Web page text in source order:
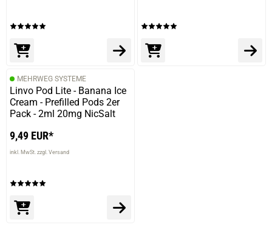
MEHRWEG SYSTEME
Linvo Pod Lite - Banana Ice
Cream - Prefilled Pods 2er
Pack - 2ml 20mg NicSalt
9,49 EUR*
inkl. MwSt. zzgl. Versand